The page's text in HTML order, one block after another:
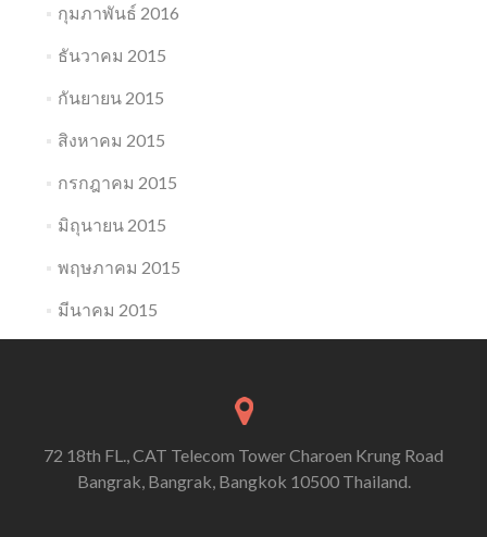
กุมภาพันธ์ 2016
ธันวาคม 2015
กันยายน 2015
สิงหาคม 2015
กรกฎาคม 2015
มิถุนายน 2015
พฤษภาคม 2015
มีนาคม 2015
72 18th FL., CAT Telecom Tower Charoen Krung Road
Bangrak, Bangrak, Bangkok 10500 Thailand.